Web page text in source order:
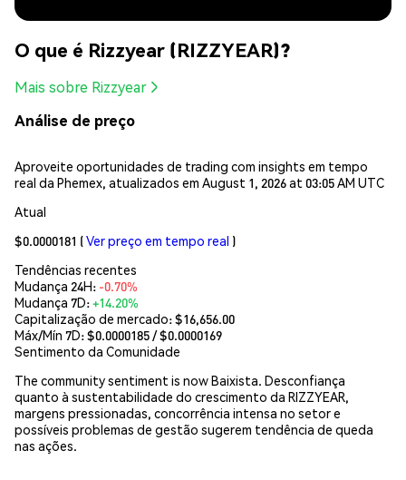
O que é Rizzyear (RIZZYEAR)?
Mais sobre Rizzyear
Análise de preço
Aproveite oportunidades de trading com insights em tempo
real da Phemex, atualizados em August 1, 2026 at 03:05 AM UTC
Atual
$0.0000181 (Ver preço em tempo real )
Tendências recentes
Mudança 24H: -0.70%
Mudança 7D:+14.20%
Capitalização de mercado:$16,656.00
Máx/Mín 7D: $0.0000185/ $0.0000169
Sentimento da Comunidade
The community sentiment is now Baixista. Desconfiança
quanto à sustentabilidade do crescimento da RIZZYEAR,
margens pressionadas, concorrência intensa no setor e
possíveis problemas de gestão sugerem tendência de queda
nas ações.